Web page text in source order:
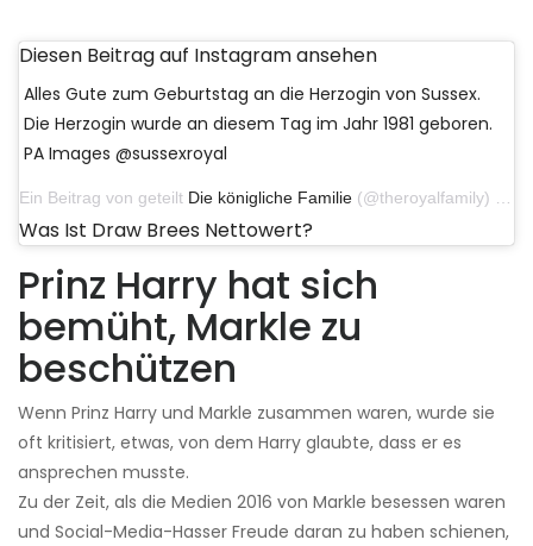
Diesen Beitrag auf Instagram ansehen
Alles Gute zum Geburtstag an die Herzogin von Sussex.
Die Herzogin wurde an diesem Tag im Jahr 1981 geboren.
PA Images @sussexroyal
Ein Beitrag von geteilt Die königliche Familie (@theroyalfamily) am 4. August 2019 um 01:03 Uhr PDT
Was Ist Draw Brees Nettowert?
Prinz Harry hat sich
bemüht, Markle zu
beschützen
Wenn Prinz Harry und Markle zusammen waren, wurde sie
oft kritisiert, etwas, von dem Harry glaubte, dass er es
ansprechen musste.
Zu der Zeit, als die Medien 2016 von Markle besessen waren
und Social-Media-Hasser Freude daran zu haben schienen,